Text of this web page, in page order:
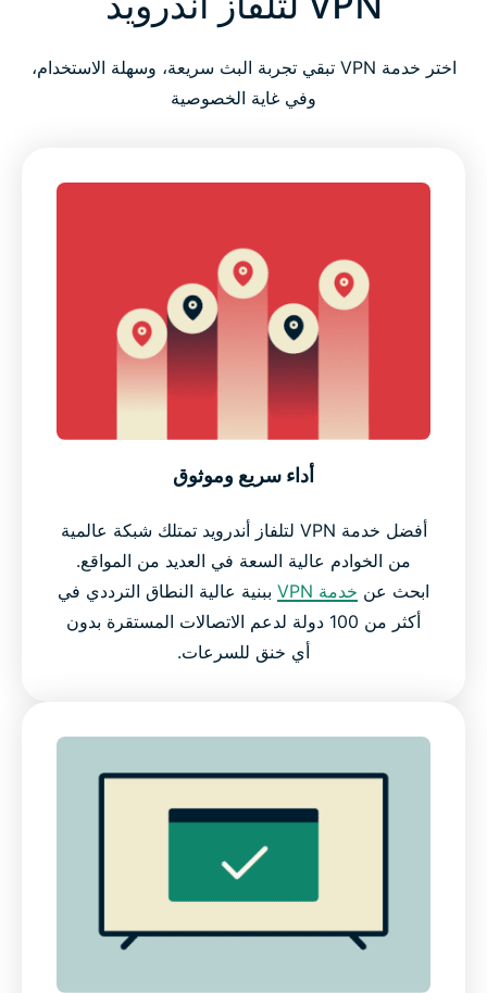
اختر خدمة VPN تبقي تجربة البث سريعة، وسهلة الاستخدام،
وفي غاية الخصوصية
أداء سريع وموثوق
أفضل خدمة VPN لتلفاز أندرويد تمتلك شبكة عالمية
من الخوادم عالية السعة في العديد من المواقع.
ابحث عن خدمة VPN
ببنية عالية النطاق الترددي في
أكثر من 100 دولة لدعم الاتصالات المستقرة بدون
أي خنق للسرعات.